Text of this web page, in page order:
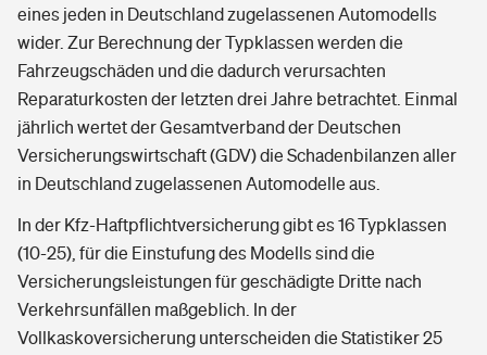
eines jeden in Deutschland zugelassenen Automodells
wider. Zur Berechnung der Typklassen werden die
Fahrzeugschäden und die dadurch verursachten
Reparaturkosten der letzten drei Jahre betrachtet. Einmal
jährlich wertet der Gesamtverband der Deutschen
Versicherungswirtschaft (GDV) die Schadenbilanzen aller
in Deutschland zugelassenen Automodelle aus.
In der Kfz-Haftpflichtversicherung gibt es 16 Typklassen
(10-25), für die Einstufung des Modells sind die
Versicherungsleistungen für geschädigte Dritte nach
Verkehrsunfällen maßgeblich. In der
Vollkaskoversicherung unterscheiden die Statistiker 25